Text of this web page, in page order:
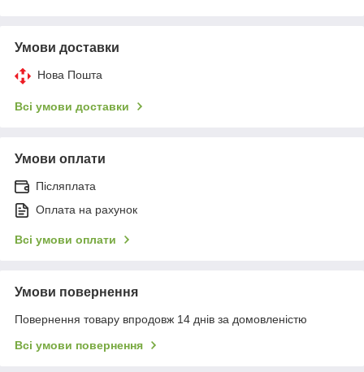
Умови доставки
Нова Пошта
Всі умови доставки
Умови оплати
Післяплата
Оплата на рахунок
Всі умови оплати
Умови повернення
Повернення товару впродовж 14 днів за домовленістю
Всі умови повернення